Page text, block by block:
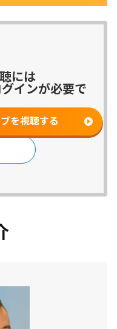
には
インが必要で
を視聴する